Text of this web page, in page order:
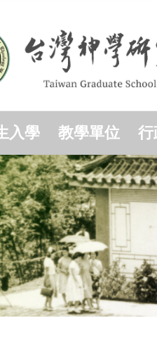
入學 教學單位 行